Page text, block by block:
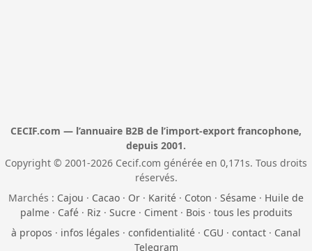
CECIF.com — l’annuaire B2B de l’import-export francophone,
depuis 2001.
Copyright © 2001-2026 Cecif.com générée en 0,171s. Tous droits
réservés.
Marchés : Cajou · Cacao · Or · Karité · Coton · Sésame · Huile de
palme· Café· Riz · Sucre· Ciment· Bois · tous les produits
à propos · infos légales · confidentialité · CGU · contact · Canal
Telegram